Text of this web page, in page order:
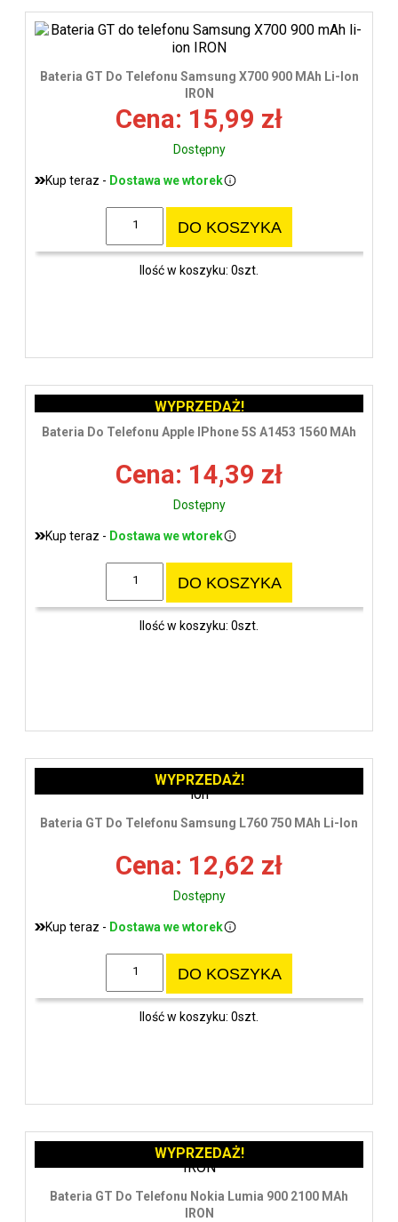
Bateria GT Do Telefonu Samsung X700 900 MAh Li-Ion
IRON
Cena: 15,99 zł
Dostępny
Kup teraz - Dostawa we wtorek
DO KOSZYKA
Ilość w koszyku: 0szt.
Bateria Do Telefonu Apple IPhone 5S A1453 1560 MAh
Cena: 14,39 zł
Dostępny
Kup teraz - Dostawa we wtorek
DO KOSZYKA
Ilość w koszyku: 0szt.
WYPRZEDAŻ!
Bateria GT Do Telefonu Samsung L760 750 MAh Li-Ion
Cena: 12,62 zł
Dostępny
Kup teraz - Dostawa we wtorek
DO KOSZYKA
Ilość w koszyku: 0szt.
WYPRZEDAŻ!
Bateria GT Do Telefonu Nokia Lumia 900 2100 MAh
IRON
WYPRZEDAŻ!